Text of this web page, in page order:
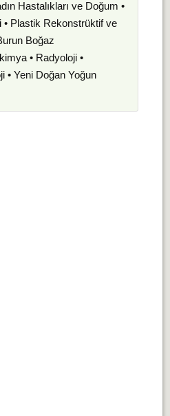
Hastalıkları ve Doğum •
Plastik Rekonstrüktif ve
Boğaz
• Radyoloji •
• Yeni Doğan Yoğun